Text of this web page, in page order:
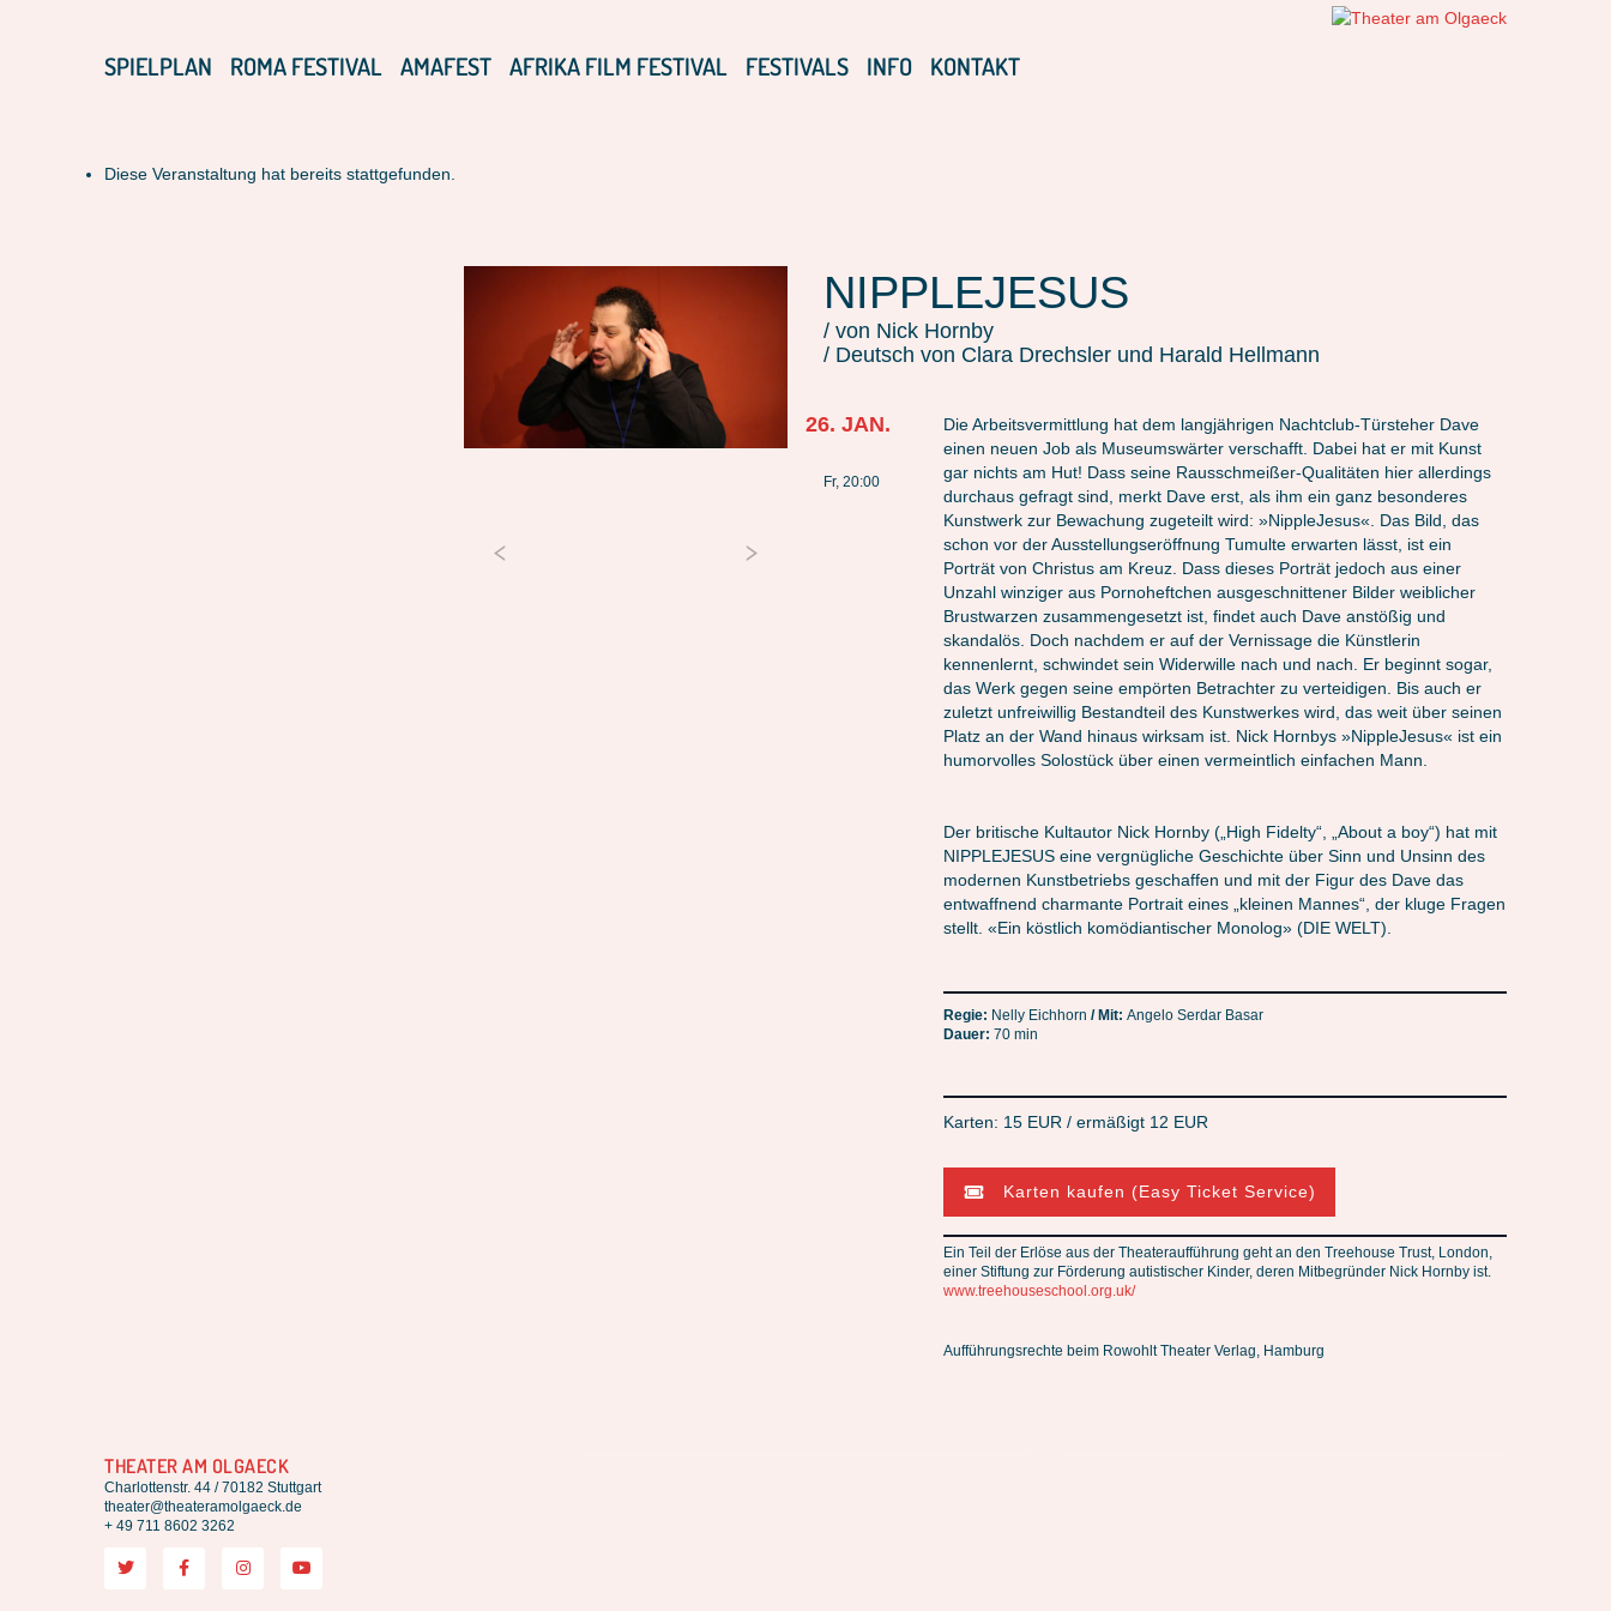
SPIELPLAN ROMA FESTIVAL AMAFEST AFRIKA FILM FESTIVAL FESTIVALS INFO KONTAKT
Diese Veranstaltung hat bereits stattgefunden.
NIPPLEJESUS
/ von Nick Hornby
/ Deutsch von Clara Drechsler und Harald Hellmann
26. JAN.
Fr, 20:00
Die Arbeitsvermittlung hat dem langjährigen Nachtclub-Türsteher Dave
einen neuen Job als Museumswärter verschafft. Dabei hat er mit Kunst
gar nichts am Hut! Dass seine Rausschmeißer-Qualitäten hier allerdings
durchaus gefragt sind, merkt Dave erst, als ihm ein ganz besonderes
Kunstwerk zur Bewachung zugeteilt wird: »NippleJesus«. Das Bild, das
schon vor der Ausstellungseröffnung Tumulte erwarten lässt, ist ein
Porträt von Christus am Kreuz. Dass dieses Porträt jedoch aus einer
Unzahl winziger aus Pornoheftchen ausgeschnittener Bilder weiblicher
Brustwarzen zusammengesetzt ist, findet auch Dave anstößig und
skandalös. Doch nachdem er auf der Vernissage die Künstlerin
kennenlernt, schwindet sein Widerwille nach und nach. Er beginnt sogar,
das Werk gegen seine empörten Betrachter zu verteidigen. Bis auch er
zuletzt unfreiwillig Bestandteil des Kunstwerkes wird, das weit über seinen
Platz an der Wand hinaus wirksam ist. Nick Hornbys »NippleJesus« ist ein
humorvolles Solostück über einen vermeintlich einfachen Mann.
Der britische Kultautor Nick Hornby („High Fidelty“, „About a boy“) hat mit
NIPPLEJESUS eine vergnügliche Geschichte über Sinn und Unsinn des
modernen Kunstbetriebs geschaffen und mit der Figur des Dave das
entwaffnend charmante Portrait eines „kleinen Mannes“, der kluge Fragen
stellt. «Ein köstlich komödiantischer Monolog» (DIE WELT).
Regie: Nelly Eichhorn / Mit: Angelo Serdar Basar
Dauer: 70 min
Karten: 15 EUR / ermäßigt 12 EUR
Karten kaufen (Easy Ticket Service)
Ein Teil der Erlöse aus der Theateraufführung geht an den Treehouse Trust, London,
einer Stiftung zur Förderung autistischer Kinder, deren Mitbegründer Nick Hornby ist.
www.treehouseschool.org.uk/
Aufführungsrechte beim Rowohlt Theater Verlag, Hamburg
THEATER AM OLGAECK
Charlottenstr. 44 / 70182 Stuttgart
theater@theateramolgaeck.de
+ 49 711 8602 3262